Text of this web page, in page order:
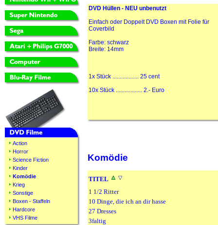
Action
Horror
Science Fiction
Kinder
Komödie
Krieg
Sonstige
Boxen - Staffeln
Hardcore
VHS Filme
DVD Hüllen - NEU unbenutzt
Einfach oder Doppelt DVD Boxen mit Folie für
Coverbild
Farbe: schwarz
Breite: 14mm
1x Stück .................. 25 cent
10x Stück .................. 2.- Euro
Komödie
TITEL
1 1/2 Ritter
10 Dinge, die ich an dir hasse
27 Dresses
3faltig